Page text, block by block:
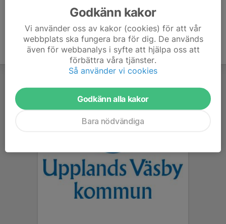
Godkänn kakor
Vi använder oss av kakor (cookies) för att vår
webbplats ska fungera bra för dig. De används
även för webbanalys i syfte att hjälpa oss att
förbättra våra tjänster.
Så använder vi cookies
Godkänn alla kakor
Bara nödvändiga